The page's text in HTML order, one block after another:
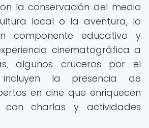
la conservación del medio
local o la aventura, lo
componente educativo y
cinematográfica a
algunos cruceros por el
la presencia de
en cine que enriquecen
con charlas y actividades